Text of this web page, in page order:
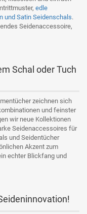
edle
und Satin Seidenschals.
Seidenaccessoire,
Schal oder Tuch
zeichnen sich
und feinster
wir neue Kollektionen
Seidenaccessoires für
und Seidentücher
Akzent zum
echter Blickfang und